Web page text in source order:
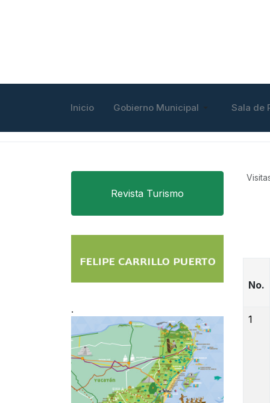
Inicio Gobierno Municipal Sala de
No.
1
Revista Turismo
.